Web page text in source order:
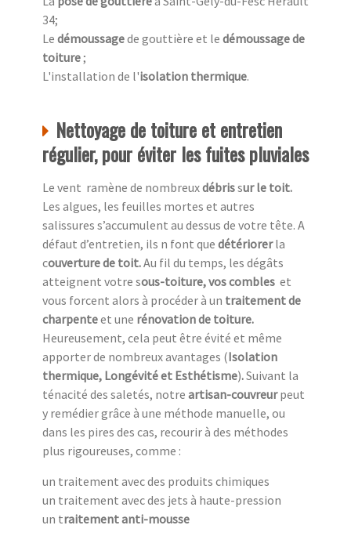
34;
Le démoussagede gouttière et le démoussage de
toiture ;
L'installation de l'isolation thermique.
Nettoyage de toiture et entretien
régulier, pour éviter les fuites pluviales
Le vent ramène de nombreuxdébrissur le toit.
Les algues, les feuilles mortes et autres
salissures s’accumulent au dessus de votre tête. A
défaut d’entretien, ils n font que détériorerla
couverture de toit.Au fil du temps, les dégâts
atteignent votre sous-toiture, vos combles et
vous forcent alors à procéder à un traitement de
charpenteet une rénovation de toiture.
Heureusement, cela peut être évité et même
apporter de nombreux avantages (Isolation
thermique, Longévité et Esthétisme).Suivant la
ténacité des saletés, notre artisan-couvreurpeut
y remédier grâce à une méthode manuelle, ou
dans les pires des cas, recourir à des méthodes
plus rigoureuses, comme :
un traitement avec des produits chimiques
un traitement avec des jets à haute-pression
un traitement anti-mousse